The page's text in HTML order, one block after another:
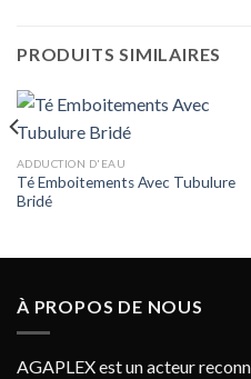
PRODUITS SIMILAIRES
ADDUCTION D'EAU
Té Emboitements Avec Tubulure
Bridé
À PROPOS DE NOUS
AGAPLEX est un acteur